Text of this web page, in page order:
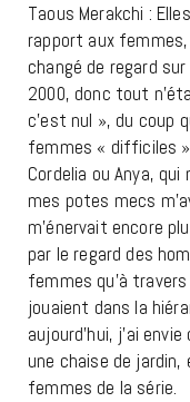
Taous Merakchi :
rapport aux
changé de regard
2000, donc tout
c’est nul », du coup
femmes « difficiles
Cordelia ou Anya,
mes potes mecs
m’énervait encore
par le regard des
femmes qu’à
jouaient dans la
aujourd’hui, j’ai
une chaise de
femmes de la série.